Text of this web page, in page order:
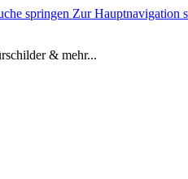
springen Zur Hauptnavigation
& mehr...